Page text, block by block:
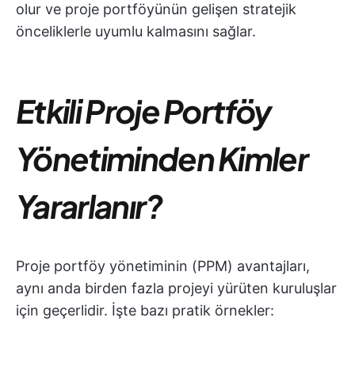
olur ve proje portföyünün gelişen stratejik
önceliklerle uyumlu kalmasını sağlar.
Etkili Proje Portföy
Yönetiminden Kimler
Yararlanır?
Proje portföy yönetiminin (PPM) avantajları,
aynı anda birden fazla projeyi yürüten kuruluşlar
için geçerlidir. İşte bazı pratik örnekler: